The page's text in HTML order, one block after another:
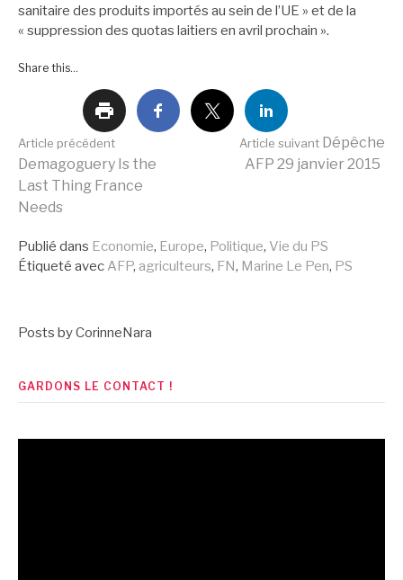
sanitaire des produits importés au sein de l’UE » et de la
« suppression des quotas laitiers en avril prochain ».
Share this...
Lire
la
suite
Article précédent
Demagoguery Is the
Last Thing France
Needs
Article suivant Dépêche
AFP 29 janvier 2015
Publié dans Economie, Europe, Politique, Vie du PS
Étiqueté avec AFP, agriculteurs, FN, Marine Le Pen, PS
Posts by CorinneNara
GARDONS LE CONTACT !